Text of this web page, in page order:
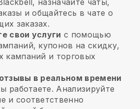
назначайте чаты,
и общайтесь в чате о
заказах.
свои услуги с помощью
купонов на скидку,
кампаний и торговых
в реальном времени
работаете. Анализируйте
и соответственно